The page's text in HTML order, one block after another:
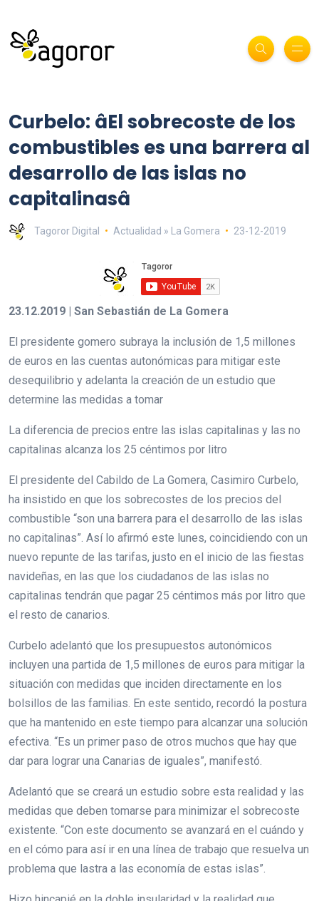
Curbelo: âEl sobrecoste de los
combustibles es una barrera al
desarrollo de las islas no
capitalinasâ
Tagoror Digital Actualidad » La Gomera 23-12-2019
23.12.2019 | San Sebastián de La Gomera
El presidente gomero subraya la inclusión de 1,5 millones
de euros en las cuentas autonómicas para mitigar este
desequilibrio y adelanta la creación de un estudio que
determine las medidas a tomar
La diferencia de precios entre las islas capitalinas y las no
capitalinas alcanza los 25 céntimos por litro
El presidente del Cabildo de La Gomera, Casimiro Curbelo,
ha insistido en que los sobrecostes de los precios del
combustible “son una barrera para el desarrollo de las islas
no capitalinas”. Así lo afirmó este lunes, coincidiendo con un
nuevo repunte de las tarifas, justo en el inicio de las fiestas
navideñas, en las que los ciudadanos de las islas no
capitalinas tendrán que pagar 25 céntimos más por litro que
el resto de canarios.
Curbelo adelantó que los presupuestos autonómicos
incluyen una partida de 1,5 millones de euros para mitigar la
situación con medidas que inciden directamente en los
bolsillos de las familias. En este sentido, recordó la postura
que ha mantenido en este tiempo para alcanzar una solución
efectiva. “Es un primer paso de otros muchos que hay que
dar para lograr una Canarias de iguales”, manifestó.
Adelantó que se creará un estudio sobre esta realidad y las
medidas que deben tomarse para minimizar el sobrecoste
existente. “Con este documento se avanzará en el cuándo y
en el cómo para así ir en una línea de trabajo que resuelva un
problema que lastra a las economía de estas islas”.